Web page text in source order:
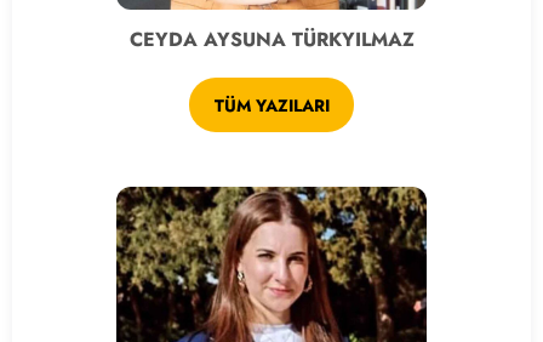
CEYDA AYSUNA TÜRKYILMAZ
TÜM YAZILARI